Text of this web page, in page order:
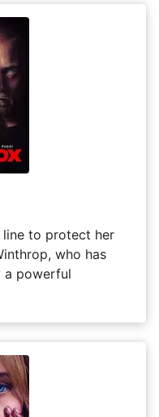
line to protect her
who has
a powerful